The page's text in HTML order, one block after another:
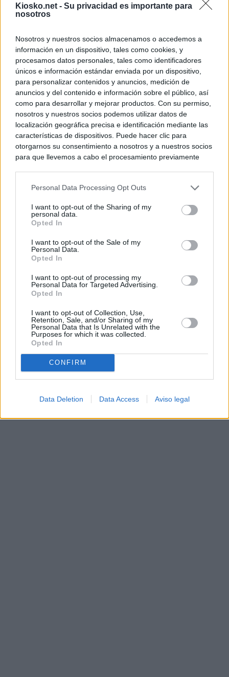
Kiosko.net - Su privacidad es importante para
nosotros
Nosotros y nuestros socios almacenamos o accedemos a
información en un dispositivo, tales como cookies, y
procesamos datos personales, tales como identificadores
únicos e información estándar enviada por un dispositivo,
para personalizar contenidos y anuncios, medición de
anuncios y del contenido e información sobre el público, así
como para desarrollar y mejorar productos. Con su permiso,
nosotros y nuestros socios podemos utilizar datos de
localización geográfica precisa e identificación mediante las
características de dispositivos. Puede hacer clic para
otorgarnos su consentimiento a nosotros y a nuestros socios
para que llevemos a cabo el procesamiento previamente
negar su consentimiento. Tenga en cuenta que algún
de su consentimiento, pero usted tiene el derecho de
rechazar tal procesamiento. Sus preferencias se aplicarán
cualquier momento entrando de nuevo en este sitio web o
visitando nuestra política de privacidad.
Personal Data Processing Opt Outs
I want to opt-out of the Sharing of my
personal data.
Opted In
I want to opt-out of the Sale of my
Personal Data.
Opted In
I want to opt-out of processing my
Personal Data for Targeted Advertising.
Opted In
I want to opt-out of Collection, Use,
Retention, Sale, and/or Sharing of my
Personal Data that Is Unrelated with the
Purposes for which it was collected.
Opted In
CONFIRM
Data Deletion Data Access Aviso legal